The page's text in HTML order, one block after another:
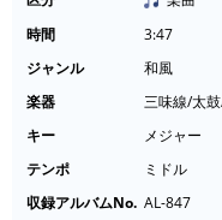
時間
3:47
ジャンル
和風
楽器
三味線/太
キー
メジャー
テンポ
ミドル
収録アルバムNo. AL-847